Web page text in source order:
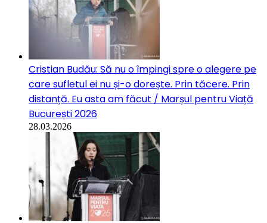
Cristian Budău: Să nu o împingi spre o alegere pe
care sufletul ei nu și-o dorește. Prin tăcere. Prin
distanță. Eu asta am făcut / Marșul pentru Viață
București 2026
28.03.2026